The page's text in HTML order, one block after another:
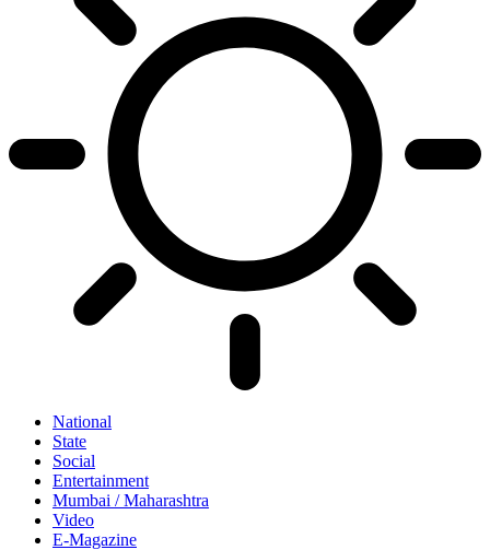
National
State
Social
Entertainment
Mumbai / Maharashtra
Video
E-Magazine